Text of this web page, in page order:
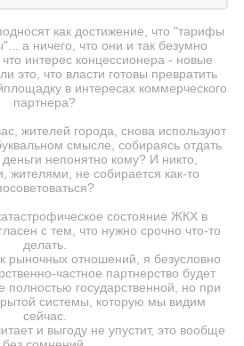
как достижение, что "тарифы
а ничего, что они и так безумно
интерес концессионера - новые
это, что власти готовы превратить
в интересах коммерческого
партнера?
жителей города, снова используют
смысле, собираясь отдать
непонятно кому? И никто,
жителями, не собирается как-то
состояние ЖКХ в
с тем, что нужно срочно что-то
делать.
рыночных отношений, я безусловно
частное партнерство будет
полностью государственной, но при
системы, которую мы видим
сейчас.
и выгоду не упустит, это вообще